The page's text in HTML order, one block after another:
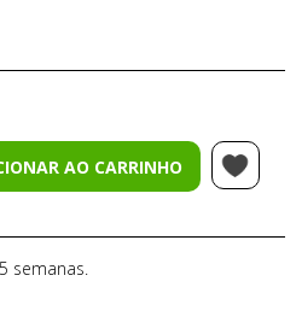
AO CARRINHO
5 semanas.